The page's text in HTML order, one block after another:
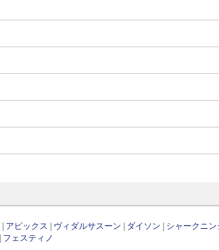
アピックス ヴィダルサスーン ダイソン シャークニン
フェスティノ